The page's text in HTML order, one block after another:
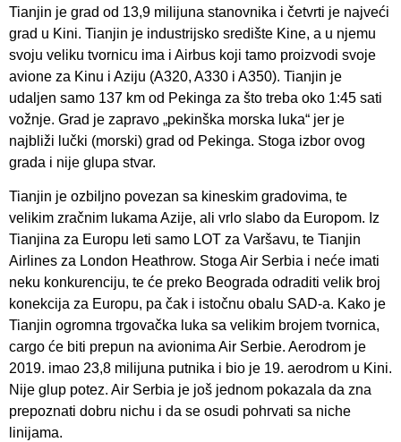
Tianjin je grad od 13,9 milijuna stanovnika i četvrti je najveći
grad u Kini. Tianjin je industrijsko središte Kine, a u njemu
svoju veliku tvornicu ima i Airbus koji tamo proizvodi svoje
avione za Kinu i Aziju (A320, A330 i A350). Tianjin je
udaljen samo 137 km od Pekinga za što treba oko 1:45 sati
vožnje. Grad je zapravo „pekinška morska luka“ jer je
najbliži lučki (morski) grad od Pekinga. Stoga izbor ovog
grada i nije glupa stvar.
Tianjin je ozbiljno povezan sa kineskim gradovima, te
velikim zračnim lukama Azije, ali vrlo slabo da Europom. Iz
Tianjina za Europu leti samo LOT za Varšavu, te Tianjin
Airlines za London Heathrow. Stoga Air Serbia i neće imati
neku konkurenciju, te će preko Beograda odraditi velik broj
konekcija za Europu, pa čak i istočnu obalu SAD-a. Kako je
Tianjin ogromna trgovačka luka sa velikim brojem tvornica,
cargo će biti prepun na avionima Air Serbie. Aerodrom je
2019. imao 23,8 milijuna putnika i bio je 19. aerodrom u Kini.
Nije glup potez. Air Serbia je još jednom pokazala da zna
prepoznati dobru nichu i da se osudi pohrvati sa niche
linijama.